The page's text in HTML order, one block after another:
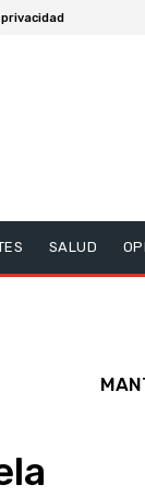
SALUD